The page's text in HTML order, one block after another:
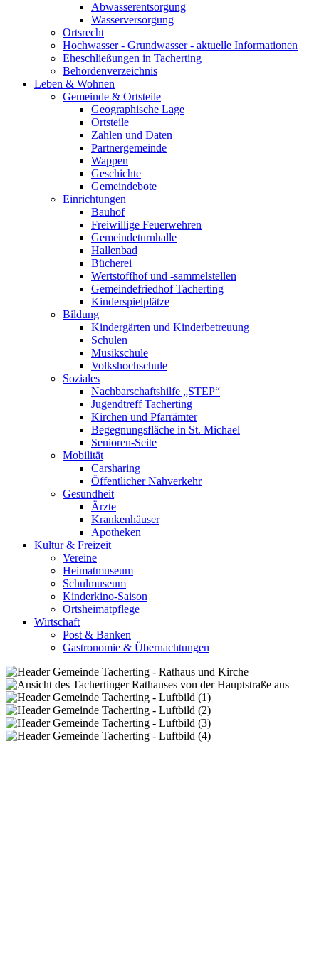
Abwasserentsorgung
Wasserversorgung
Ortsrecht
Hochwasser - Grundwasser - aktuelle Informationen
Eheschließungen in Tacherting
Behördenverzeichnis
Leben & Wohnen
Gemeinde & Ortsteile
Geographische Lage
Ortsteile
Zahlen und Daten
Partnergemeinde
Wappen
Geschichte
Gemeindebote
Einrichtungen
Bauhof
Freiwillige Feuerwehren
Gemeindeturnhalle
Hallenbad
Bücherei
Wertstoffhof und -sammelstellen
Gemeindefriedhof Tacherting
Kinderspielplätze
Bildung
Kindergärten und Kinderbetreuung
Schulen
Musikschule
Volkshochschule
Soziales
Nachbarschaftshilfe „STEP“
Jugendtreff Tacherting
Kirchen und Pfarrämter
Begegnungsfläche in St. Michael
Senioren-Seite
Mobilität
Carsharing
Öffentlicher Nahverkehr
Gesundheit
Ärzte
Krankenhäuser
Apotheken
Kultur & Freizeit
Vereine
Heimatmuseum
Schulmuseum
Kinderkino-Saison
Ortsheimatpflege
Wirtschaft
Post & Banken
Gastronomie & Übernachtungen